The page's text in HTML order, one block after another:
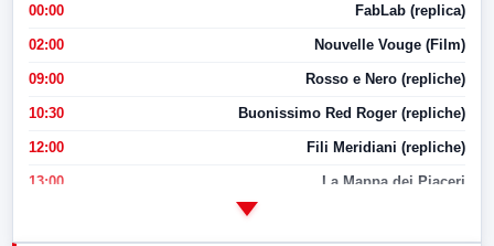
00:00 FabLab (replica)
02:00 Nouvelle Vouge (Film)
09:00 Rosso e Nero (repliche)
10:30 Buonissimo Red Roger (repliche)
12:00 Fili Meridiani (repliche)
13:00 La Mappa dei Piaceri